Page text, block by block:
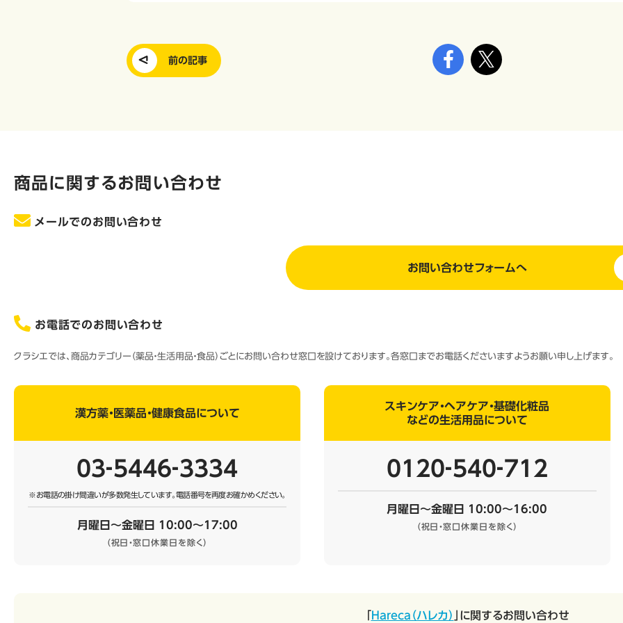
前の記事
商品に関するお問い合わせ
メールでのお問い合わせ
お問い合わせフォームへ
お電話でのお問い合わせ
クラシエでは、商品カテゴリー（薬品・生活用品・食品）ごとにお問い合わせ窓口を設けております。各窓口までお電話くださいますようお願い申し上げます。
漢方薬・医薬品・健康食品について
03‐5446‐3334
※お電話の掛け間違いが多数発生しています。電話番号を再度お確かめください。
月曜日～金曜日 10:00～17:00
（祝日・窓口休業日を除く）
スキンケア・ヘアケア・基礎化粧品
などの生活用品について
0120‐540‐712
月曜日～金曜日 10:00～16:00
（祝日・窓口休業日を除く）
Hareca（ハレカ） 」に関するお問い合わせ